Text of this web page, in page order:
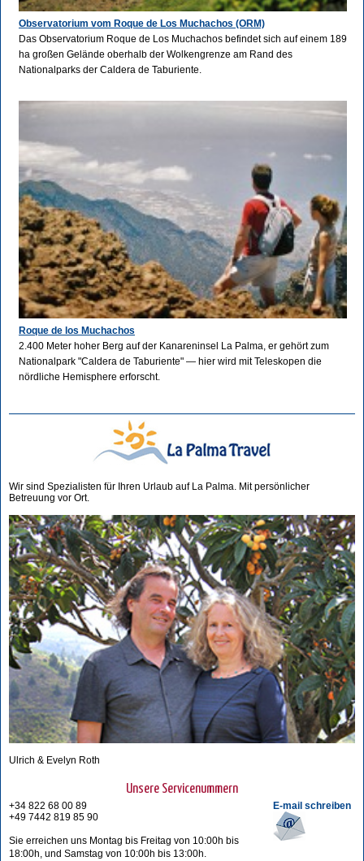
Observatorium vom Roque de Los Muchachos (ORM)
Das Observatorium Roque de Los Muchachos befindet sich auf einem 189
ha großen Gelände oberhalb der Wolkengrenze am Rand des
Nationalparks der Caldera de Taburiente.
Roque de los Muchachos
2.400 Meter hoher Berg auf der Kanareninsel La Palma, er gehört zum
Nationalpark "Caldera de Taburiente" — hier wird mit Teleskopen die
nördliche Hemisphere erforscht.
Wir sind Spezialisten für Ihren Urlaub auf La Palma. Mit persönlicher
Betreuung vor Ort.
Ulrich & Evelyn Roth
Unsere Servicenummern
E-mail schreiben
+34 822 68 00 89
+49 7442 819 85 90
Sie erreichen uns Montag bis Freitag von 10:00h bis
18:00h, und Samstag von 10:00h bis 13:00h.